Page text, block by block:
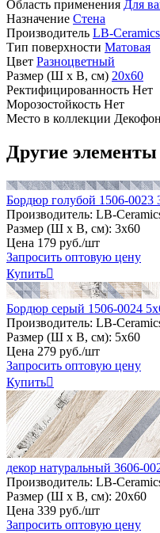
Область применения Для
Назначение Стена
Производитель LB-Ceramics
Тип поверхности Матовая
Цвет Разноцветный
Размер (Ш х В, см) 20х60
Ректифицированность Нет
Морозостойкость Нет
Место в коллекции Декофон
Другие
Бордюр голубой 1506-0023
Производитель: LB-
Размер (Ш х В, см): 3х60
Цена 179 руб./шт
Запросить оптовую цену
Купить
Бордюр серый 1506-0024
Производитель: LB-
Размер (Ш х В, см): 5х60
Цена 279 руб./шт
Запросить оптовую цену
Купить
декор натуральный 3606-
Производитель: LB-
Размер (Ш х В, см): 20х60
Цена 339 руб./шт
Запросить оптовую цену